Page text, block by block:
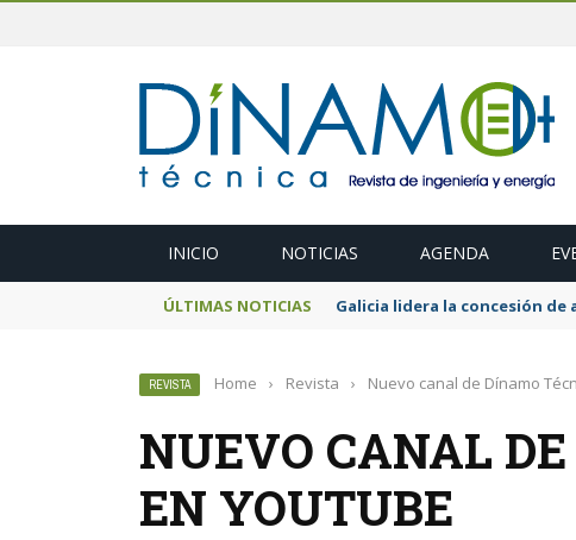
INICIO NOTICIAS AGENDA
ÚLTIMAS NOTICIAS El MITECO prepara una
REVISTA Home › Revista › Nuevo canal de Dínamo
NUEVO CANAL
EN YOUTUBE